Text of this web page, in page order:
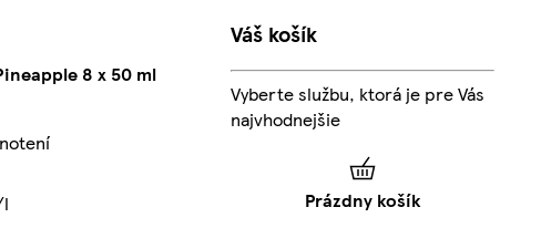
8 x 50 ml
l
Váš košík
Vyberte službu, ktorá je pre Vás
najvhodnejšie
Prázdny košík